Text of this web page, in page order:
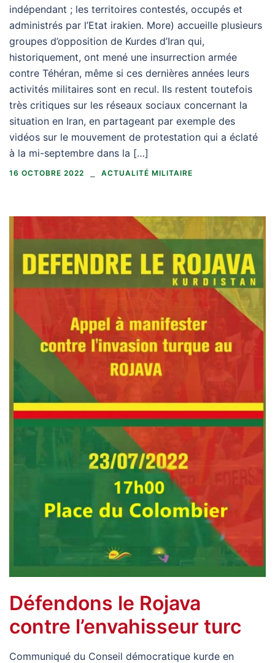
indépendant ; les territoires contestés, occupés et
administrés par l’Etat irakien. More) accueille plusieurs
groupes d’opposition de Kurdes d’Iran qui,
historiquement, ont mené une insurrection armée
contre Téhéran, même si ces dernières années leurs
activités militaires sont en recul. Ils restent toutefois
très critiques sur les réseaux sociaux concernant la
situation en Iran, en partageant par exemple des
vidéos sur le mouvement de protestation qui a éclaté
à la mi-septembre dans la […]
16 OCTOBRE 2022 ACTUALITÉ MILITAIRE
Défendons le Rojava
contre l’envahisseur turc
Communiqué du Conseil démocratique kurde en